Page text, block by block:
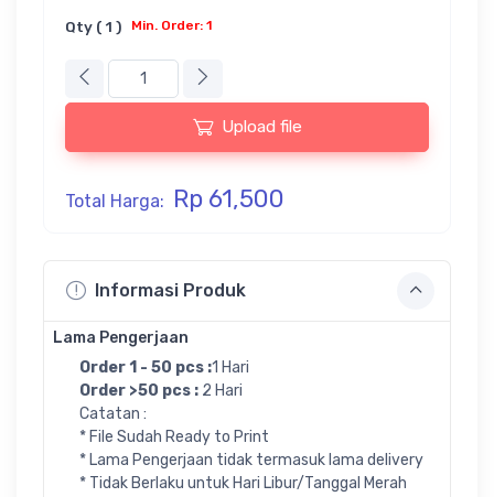
Informasi Produk
Lama Pengerjaan
Order 1 - 50 pcs :1 Hari
Order >50 pcs : 2 Hari
Catatan :
* File Sudah Ready to Print
* Lama Pengerjaan tidak termasuk lama delivery
* Tidak Berlaku untuk Hari Libur/Tanggal Merah
Qty ( 1 ) Min. Order: 1
Upload file
Total Harga: Rp 61,500